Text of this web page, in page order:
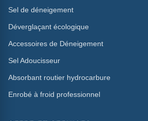
Sel de déneigement
Déverglaçant écologique
Accessoires de Déneigement
Sel Adoucisseur
Absorbant routier hydrocarbure
Enrobé à froid professionnel